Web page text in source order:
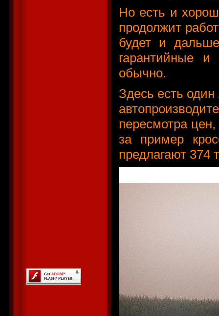
Но есть и
продолжит
будет и
гарантийные
обычно.
Здесь есть
пересмотра
за пример
предлагают 374